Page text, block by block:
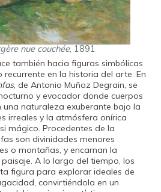
nue couchée, 1891
también hacia figuras simbólicas
en la historia del arte. En
, de Antonio Muñoz Degrain, se
y evocador donde cuerpos
una naturaleza exuberante bajo la
irreales y la atmósfera onírica
mágico. Procedentes de la
son divinidades menores
o montañas, y encarnan la
A lo largo del tiempo, los
figura para explorar ideales de
convirtiéndola en un